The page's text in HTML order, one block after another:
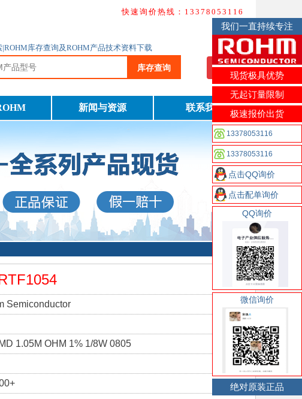
快速询价热线：13378053116
库存查询及ROHM产品技术资料下载
库存查询 我要询价
新闻与资源 联系我们
Semiconductor
1.05M OHM 1% 1/8W 0805
我们一直持续专注
现货极具优势
无起订量限制
极速报价出货
13378053116
13378053116
点击QQ询价
点击配单询价
QQ询价
微信询价
绝对原装正品